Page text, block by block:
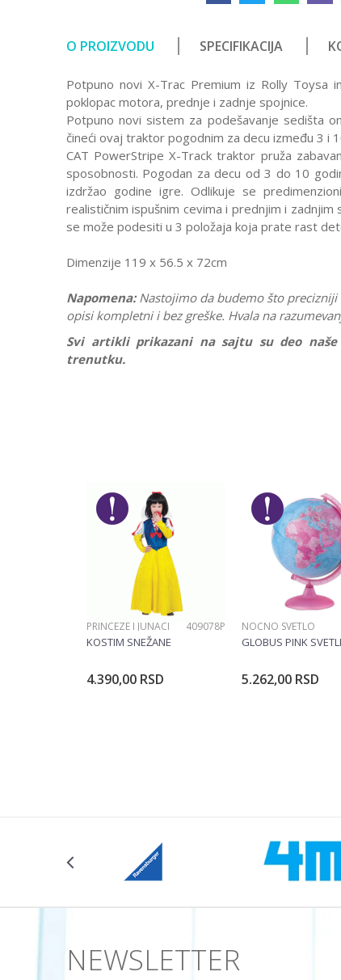
O PROIZVODU SPECIFIKACIJA
Potpuno novi X-Trac Premium iz Rolly Toysa
poklopac motora, prednje i zadnje spojnice.
Potpuno novi sistem za podešavanje sedišta
čineći ovaj traktor pogodnim za decu između 3 i
CAT PowerStripe X-Track traktor pruža
sposobnosti. Pogodan za decu od 3 do 10
izdržao godine igre. Odlikuje se
realističnim ispušnim cevima i prednjim i
se može podesiti u 3 položaja koja prate rast
Dimenzije 119 x 56.5 x 72cm
Napomena: Nastojimo da budemo što
opisi kompletni i bez greške. Hvala na
Svi artikli prikazani na sajtu su deo
trenutku.
Brend
Poruka
POŠALJI
PRINCEZE I JUNACI 409078P
KOSTIM SNEŽANE
4.390,00 RSD
NOĆNO SVETLO
GLOBUS PINK
5.262,00 RSD
NEWSLETTER